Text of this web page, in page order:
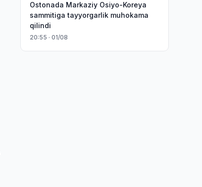
Ostonada Markaziy Osiyo-Koreya
sammitiga tayyorgarlik muhokama
qilindi
20:55 · 01/08